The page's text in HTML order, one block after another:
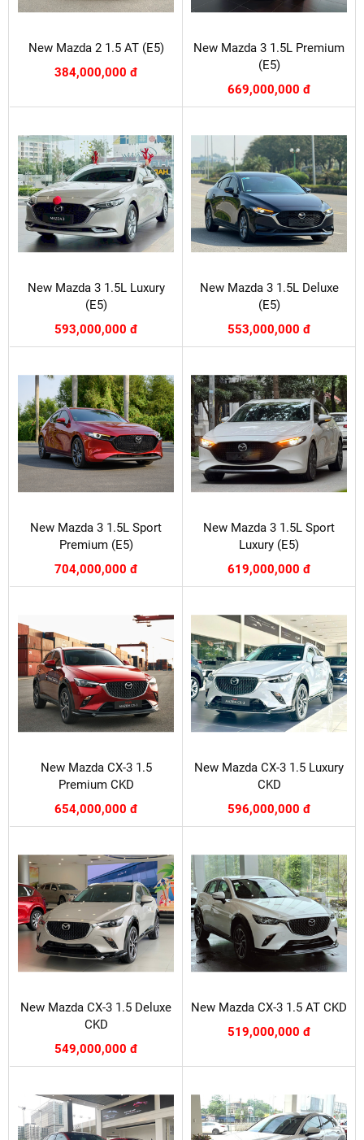
New Mazda 2 1.5 AT (E5)
384,000,000 đ
New Mazda 3 1.5L Premium
(E5)
669,000,000 đ
New Mazda 3 1.5L Luxury
(E5)
593,000,000 đ
New Mazda 3 1.5L Deluxe
(E5)
553,000,000 đ
New Mazda 3 1.5L Sport
Premium (E5)
704,000,000 đ
New Mazda 3 1.5L Sport
Luxury (E5)
619,000,000 đ
New Mazda CX-3 1.5
Premium CKD
654,000,000 đ
New Mazda CX-3 1.5 Luxury
CKD
596,000,000 đ
New Mazda CX-3 1.5 Deluxe
CKD
549,000,000 đ
New Mazda CX-3 1.5 AT CKD
519,000,000 đ